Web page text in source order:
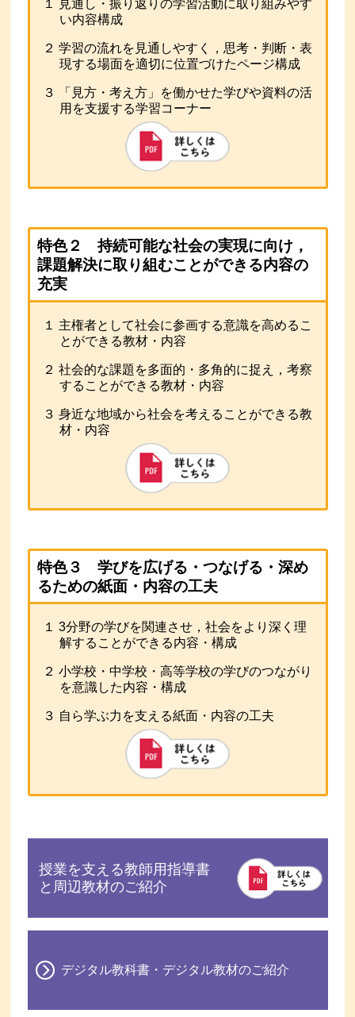
１ 見通し・振り返りの学習活動に取り組みやす
い内容構成
２ 学習の流れを見通しやすく，思考・判断・表
現する場面を適切に位置づけたページ構成
３ 「見方・考え方」を働かせた学びや資料の活
用を支援する学習コーナー
特色２ 持続可能な社会の実現に向け，
課題解決に取り組むことができる内容の
充実
１ 主権者として社会に参画する意識を高めるこ
とができる教材・内容
２ 社会的な課題を多面的・多角的に捉え，考察
することができる教材・内容
３ 身近な地域から社会を考えることができる教
材・内容
特色３ 学びを広げる・つなげる・深め
るための紙面・内容の工夫
１ 3分野の学びを関連させ，社会をより深く理
解することができる内容・構成
２ 小学校・中学校・高等学校の学びのつながり
を意識した内容・構成
３ 自ら学ぶ力を支える紙面・内容の工夫
授業を支える教師用指導書
と周辺教材のご紹介
デジタル教科書・デジタル教材のご紹介